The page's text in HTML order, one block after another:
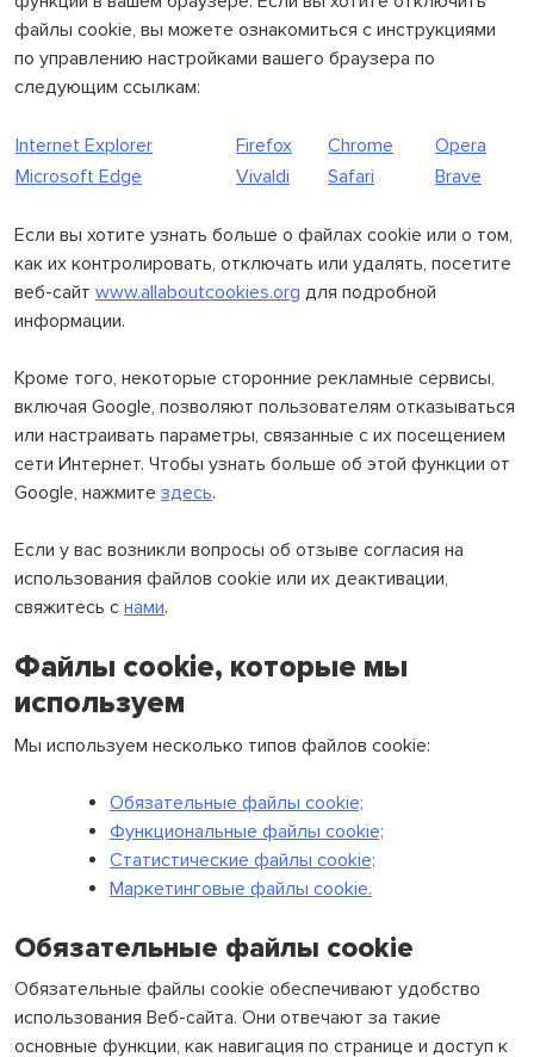
файлы cookie, вы можете ознакомиться с инструкциями
по управлению настройками вашего браузера по
следующим ссылкам:
Internet Explorer Firefox Chrome
Opera
Microsoft Edge
Vivaldi Safari Brave
Если вы хотите узнать больше о файлах cookie или о том,
как их контролировать, отключать или удалять, посетите
веб-сайт www.allaboutcookies.org для подробной
информации.
Кроме того, некоторые сторонние рекламные сервисы,
включая Google, позволяют пользователям отказываться
или настраивать параметры, связанные с их посещением
сети Интернет. Чтобы узнать больше об этой функции от
Google, нажмите здесь.
Если у вас возникли вопросы об отзыве согласия на
использования файлов cookie или их деактивации,
свяжитесь с нами.
Файлы cookie, которые мы
используем
Мы используем несколько типов файлов cookie:
Обязательные файлы cookie;
Функциональные файлы cookie;
Статистические файлы cookie;
Маркетинговые файлы cookie.
Обязательные файлы cookie
Обязательные файлы cookie обеспечивают удобство
использования Веб-сайта. Они отвечают за такие
основные функции, как навигация по странице и доступ к